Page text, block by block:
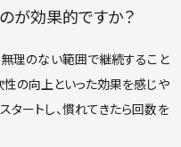
が効果的ですか？
理のない範囲で継続すること
性の向上といった効果を感じや
タートし、慣れてきたら回数を